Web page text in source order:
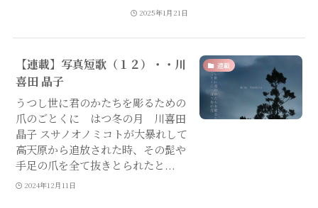
2025年1月21日
連載
【連載】写真短歌（１２）・・川
喜田 晶子
うつし世に君のかたちを彫るための
爪のごとくに はつ冬の月 川喜田
晶子 スサノオノミコトが大暴れして
高天原から追放された時、その髭や
手足の爪を全て抜きとられたと...
2024年12月11日